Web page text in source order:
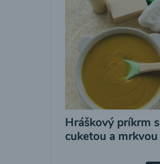
Hráškový príkrm s
cuketou a mrkvou